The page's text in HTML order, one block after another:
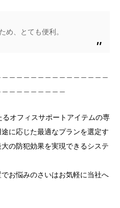
め、とても便利。
オフィスサポートアイテムの専
に応じた最適なプランを選定す
の防犯効果を実現できるシステ
お悩みのさいはお気軽に当社へ